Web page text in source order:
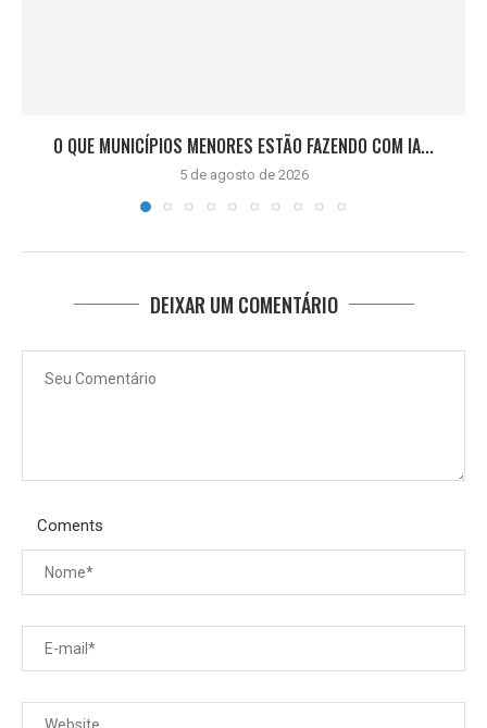
O QUE MUNICÍPIOS MENORES ESTÃO FAZENDO COM IA...
5 de agosto de 2026
DEIXAR UM COMENTÁRIO
Coments